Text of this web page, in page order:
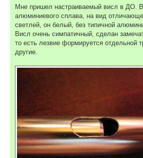
Мне пришел настраиваемый висл в ДО.
алюминиевого сплава, на вид
светлей, он белый, без типичной
Висл очень симпатичный, сделан
то есть лезвие формируется отдельной
другие.